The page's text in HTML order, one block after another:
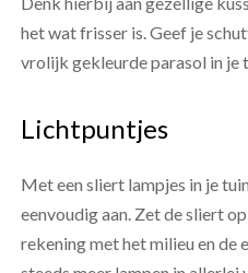
het wat frisser is. Geef je
vrolijk gekleurde parasol in je
Lichtpuntjes
Met een sliert lampjes in je
eenvoudig aan. Zet de sliert
rekening met het milieu en de